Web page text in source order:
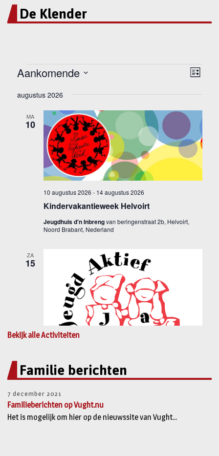
De Klender
Bekijk alle Activiteiten
Familie berichten
7 december 2021
Familieberichten op Vught.nu
Het is mogelijk om hier op de nieuwssite van Vught...